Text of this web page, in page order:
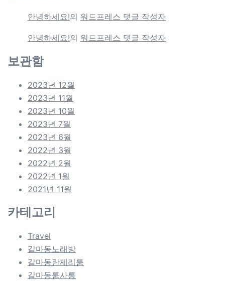
안녕하세요!의 워드프레스 댓글 작성자
안녕하세요!의 워드프레스 댓글 작성자
보관함
2023년 12월
2023년 11월
2023년 10월
2023년 7월
2023년 6월
2022년 3월
2022년 2월
2022년 1월
2021년 11월
카테고리
Travel
갈마동노래방
갈마동란제리룸
갈마동룸사롱